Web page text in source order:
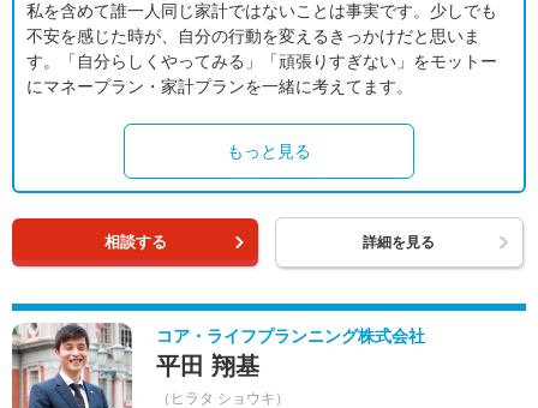
私を含めて誰一人同じ家計ではないことは事実です。少しでも
不安を感じた時が、自分の行動を変えるきっかけだと思いま
す。「自分らしくやってみる」「頑張りすぎない」をモットー
にマネープラン・家計プランを一緒に考えてます。
もっと見る
相談する 詳細を見る
コア・ライフプランニング株式会社
平田 翔基
（ヒラタ ショウキ）